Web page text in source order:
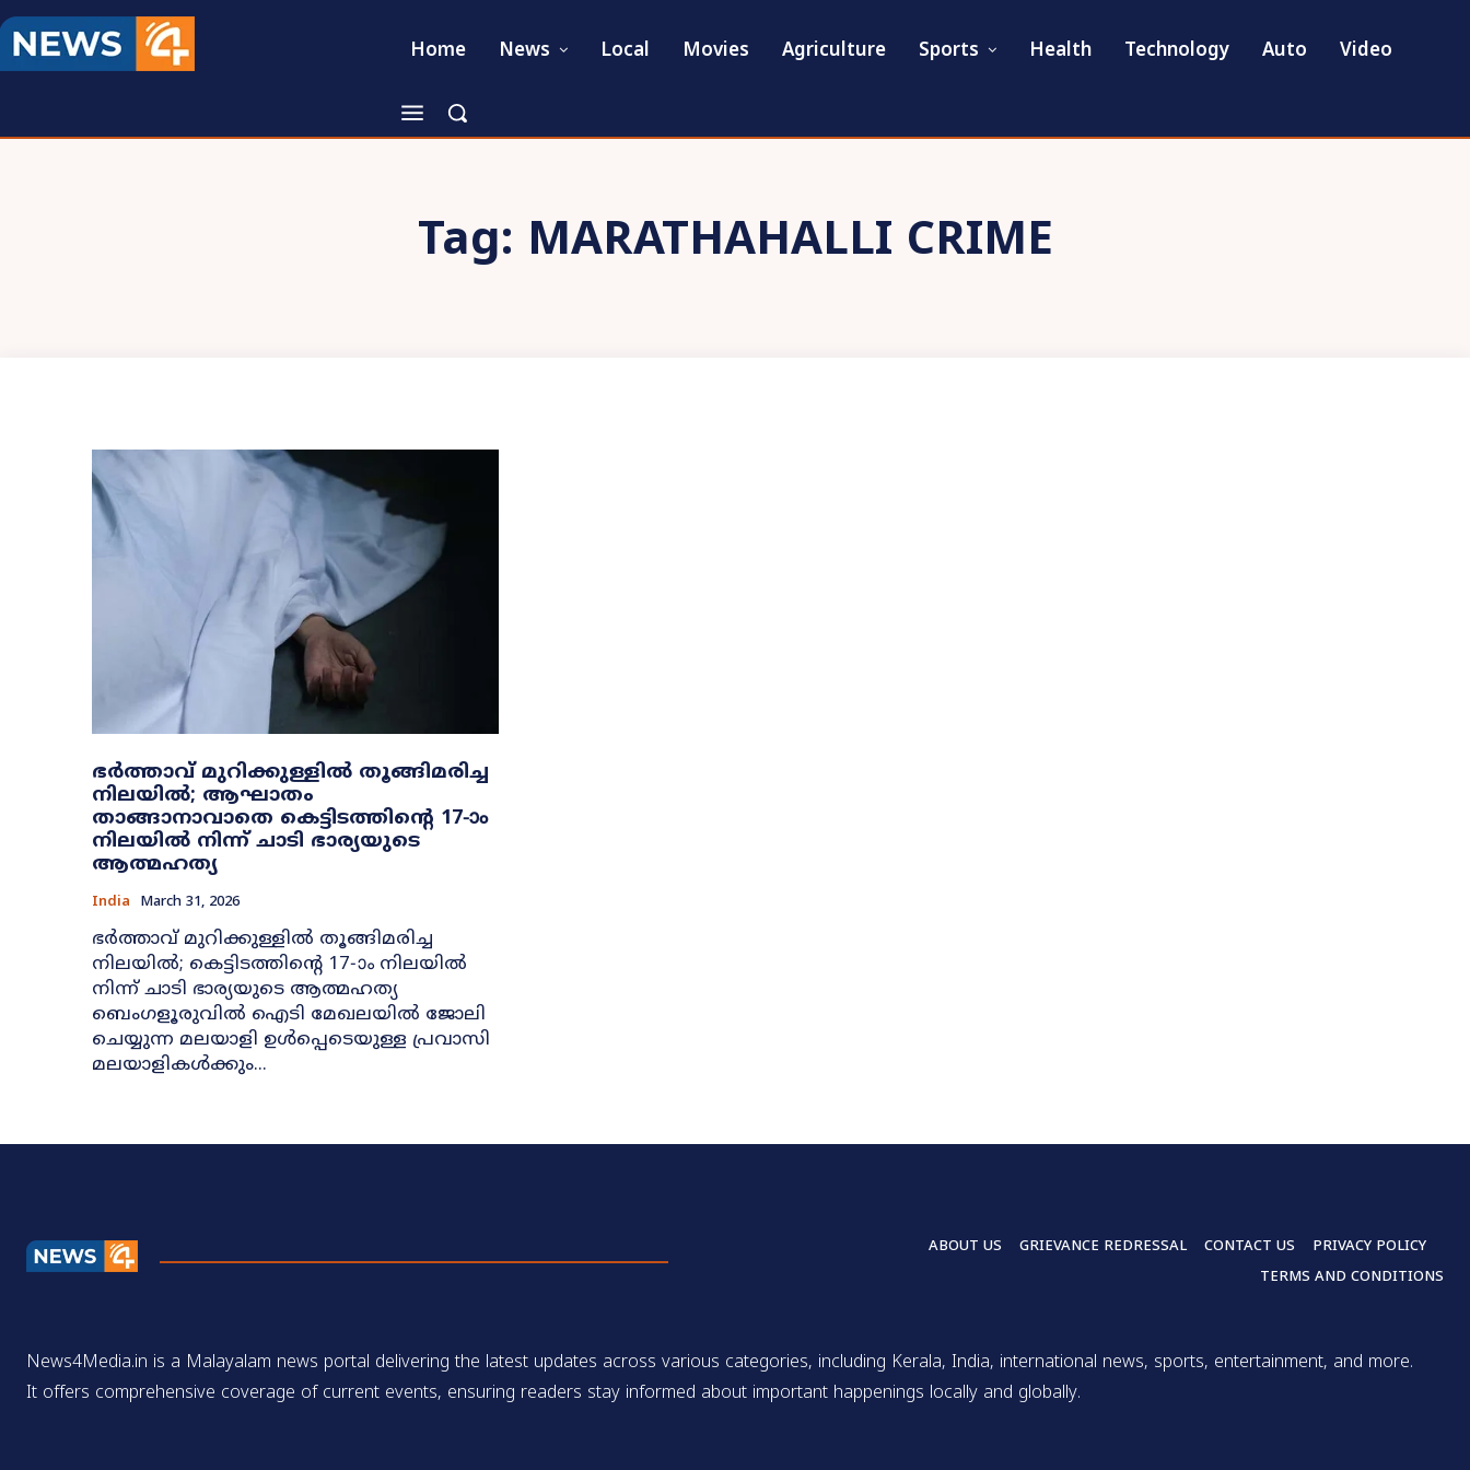
Home News Local Movies Agriculture Sports Health Technology Auto Video
Tag: MARATHAHALLI CRIME
ഭർത്താവ് മുറിക്കുള്ളിൽ തൂങ്ങിമരിച്ച
നിലയിൽ; ആഘാതം
താങ്ങാനാവാതെ കെട്ടിടത്തിന്റെ 17-ാം
നിലയിൽ നിന്ന് ചാടി ഭാര്യയുടെ
ആത്മഹത്യ
India March 31, 2026
ഭർത്താവ് മുറിക്കുള്ളിൽ തൂങ്ങിമരിച്ച
നിലയിൽ; കെട്ടിടത്തിന്റെ 17-ാം നിലയിൽ
നിന്ന് ചാടി ഭാര്യയുടെ ആത്മഹത്യ
ബെംഗളൂരുവിൽ ഐടി മേഖലയിൽ ജോലി
ചെയ്യുന്ന മലയാളി ഉൾപ്പെടെയുള്ള പ്രവാസി
മലയാളികൾക്കും...
ABOUT US GRIEVANCE REDRESSAL CONTACT US
PRIVACY POLICY
TERMS AND CONDITIONS
News4Media.in is a Malayalam news portal delivering the latest updates across various categories, including Kerala, India, international news, sports, entertainment, and more.
It offers comprehensive coverage of current events, ensuring readers stay informed about important happenings locally and globally.